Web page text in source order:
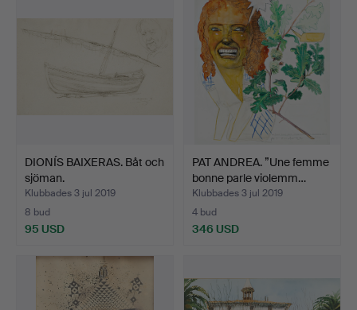
DIONÍS BAIXERAS. Båt och
sjöman.
Klubbades 3 jul 2019
8 bud
95 USD
PAT ANDREA. ”Une femme
bonne parle violemm…
Klubbades 3 jul 2019
4 bud
346 USD